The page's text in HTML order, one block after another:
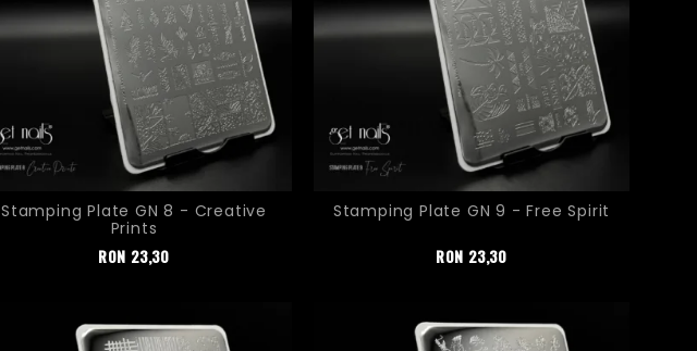
Stamping Plate GN 8 - Creative
Prints
Pret
RON 23,30
Stamping Plate GN 9 - Free Spirit
Pret
RON 23,30